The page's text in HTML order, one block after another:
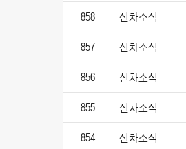
858 신차소식
857 신차소식
856 신차소식
855 신차소식
854 신차소식